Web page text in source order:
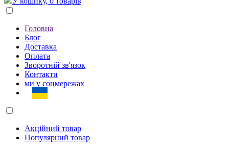
Головна
Блог
Доставка
Оплата
Зворотній зв'язок
Контакти
ми у соцмережах
Акційний товар
Популярний товар